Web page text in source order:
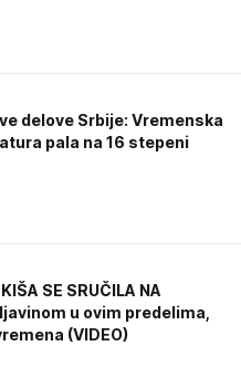
delove Srbije: Vremenska
pala na 16 stepeni
SE SRUČILA NA
u ovim predelima,
(VIDEO)